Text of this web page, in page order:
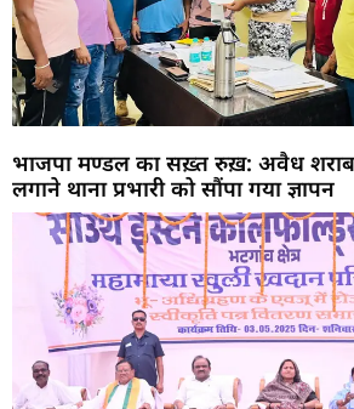
भाजपा मण्डल का सख़्त रुख़: अवैध शराब
लगाने थाना प्रभारी को सौंपा गया ज्ञापन